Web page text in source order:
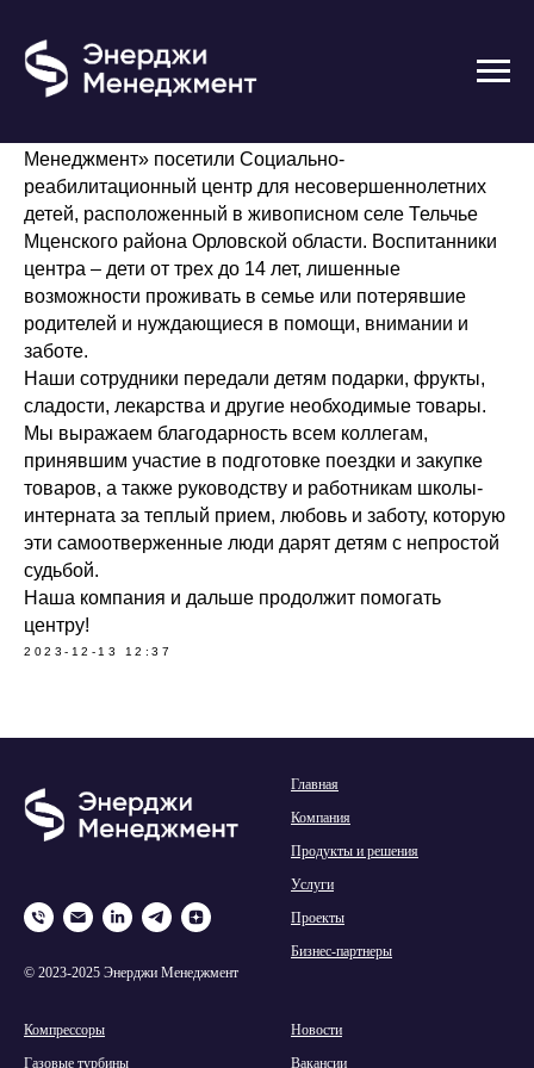
Благотворительность
Менеджмент» посетили Социально-
реабилитационный центр для несовершеннолетних
детей, расположенный в живописном селе Тельчье
Мценского района Орловской области. Воспитанники
центра – дети от трех до 14 лет, лишенные
возможности проживать в семье или потерявшие
родителей и нуждающиеся в помощи, внимании и
заботе.
Наши сотрудники передали детям подарки, фрукты,
сладости, лекарства и другие необходимые товары.
Мы выражаем благодарность всем коллегам,
принявшим участие в подготовке поездки и закупке
товаров, а также руководству и работникам школы-
интерната за теплый прием, любовь и заботу, которую
эти самоотверженные люди дарят детям с непростой
судьбой.
Наша компания и дальше продолжит помогать
центру!
2023-12-13 12:37
© 2023-2025 Энерджи Менеджмент
Главная
Компания
Продукты и решения
Услуги
Проекты
Бизнес-партнеры
Компрессоры
Газовые турбины
Новости
Вакансии